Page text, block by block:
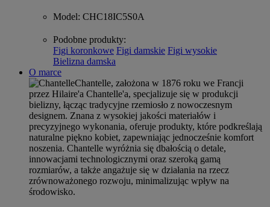
Model: CHC18IC5S0A
Podobne produkty:
Figi koronkowe Figi damskie Figi wysokie
Bielizna damska
O marce
Chantelle, założona w 1876 roku we Francji
przez Hilaire'a Chantelle'a, specjalizuje się w produkcji
bielizny, łącząc tradycyjne rzemiosło z nowoczesnym
designem. Znana z wysokiej jakości materiałów i
precyzyjnego wykonania, oferuje produkty, które podkreślają
naturalne piękno kobiet, zapewniając jednocześnie komfort
noszenia. Chantelle wyróżnia się dbałością o detale,
innowacjami technologicznymi oraz szeroką gamą
rozmiarów, a także angażuje się w działania na rzecz
zrównoważonego rozwoju, minimalizując wpływ na
środowisko.